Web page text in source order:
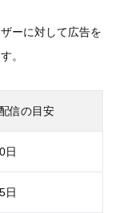
ーに対して広告を
。
信の目安
日
日